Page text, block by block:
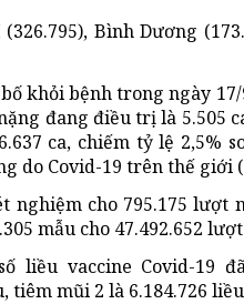
Bình Dương
khỏi bệnh trong ngày 17/
đang điều trị là 5.505
ca, chiếm tỷ lệ 2,5%
do Covid-19 trên thế giới
nghiệm cho 795.175 lượt
mẫu cho 47.492.652
liều vaccine Covid-19
tiêm mũi 2 là 6.184.726